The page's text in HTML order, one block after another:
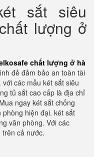
sắt siêu
lượng ở
chất lượng ở hà
đẻ đảm bảo an toàn tài
các mẫu két sắt siêu
tủ sắt cao cấp là địa chỉ
ngay két sắt chống
hiện đại. két sắt
văn phòng. Với các
cả nước.